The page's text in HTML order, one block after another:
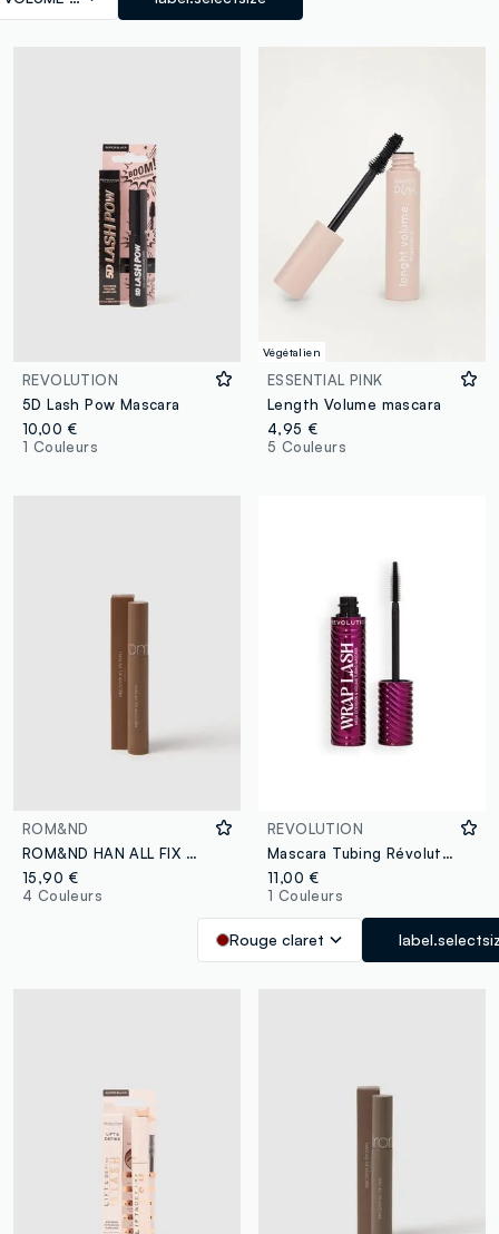
REVOLUTION
5D Lash Pow Mascara
10,00 €
1 Couleurs
Végétalien
ESSENTIAL PINK
Length Volume mascara
4,95 €
5 Couleurs
ROM&ND
ROM&ND HAN ALL FIX MASCARA L03 LONG HAZEL - maquillage coréen
15,90 €
4 Couleurs
REVOLUTION
Mascara Tubing Révolution Wrap Rouge Bourgogne
11,00 €
1 Couleurs
Rouge claret